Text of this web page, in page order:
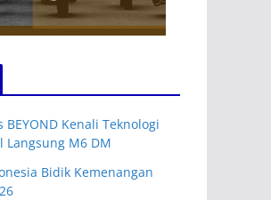
BEYOND Kenali Teknologi
Langsung M6 DM
Bidik Kemenangan